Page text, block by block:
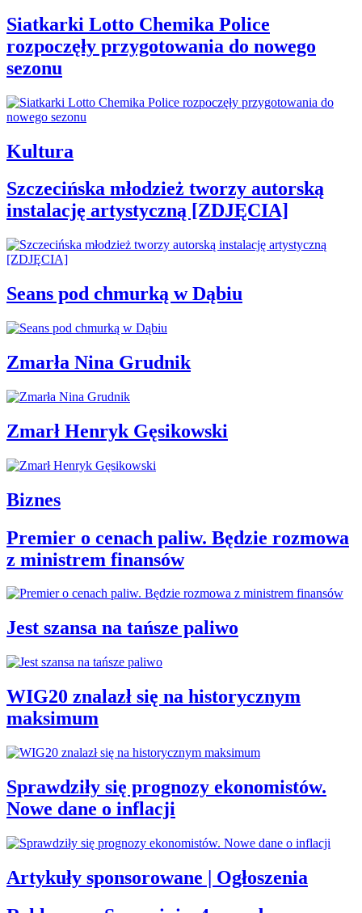
Siatkarki Lotto Chemika Police
rozpoczęły przygotowania do nowego
sezonu
Kultura
Szczecińska młodzież tworzy autorską
instalację artystyczną [ZDJĘCIA]
Seans pod chmurką w Dąbiu
Zmarła Nina Grudnik
Zmarł Henryk Gęsikowski
Biznes
Premier o cenach paliw. Będzie rozmowa
z ministrem finansów
Jest szansa na tańsze paliwo
WIG20 znalazł się na historycznym
maksimum
Sprawdziły się prognozy ekonomistów.
Nowe dane o inflacji
Artykuły sponsorowane | Ogłoszenia